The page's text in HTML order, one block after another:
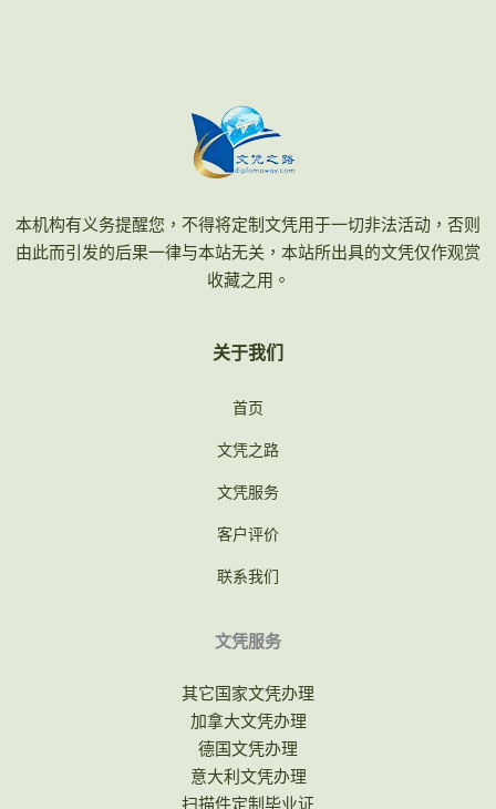
本机构有义务提醒您，不得将定制文凭用于一切非法活动，否则
由此而引发的后果一律与本站无关，本站所出具的文凭仅作观赏
收藏之用。
关于我们
首页
文凭之路
文凭服务
客户评价
联系我们
文凭服务
其它国家文凭办理
加拿大文凭办理
德国文凭办理
意大利文凭办理
扫描件定制毕业证